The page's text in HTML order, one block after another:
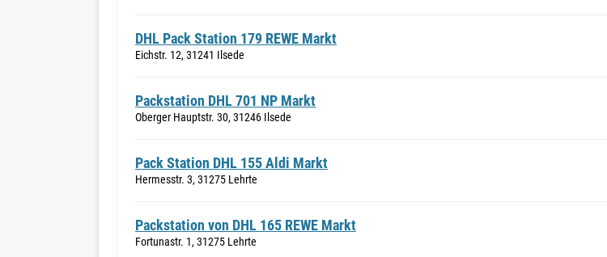
DHL Pack Station 179 REWE Markt
Eichstr. 12, 31241 Ilsede
Packstation DHL 701 NP Markt
Oberger Hauptstr. 30, 31246 Ilsede
Pack Station DHL 155 Aldi Markt
Hermesstr. 3, 31275 Lehrte
Packstation von DHL 165 REWE Markt
Fortunastr. 1, 31275 Lehrte